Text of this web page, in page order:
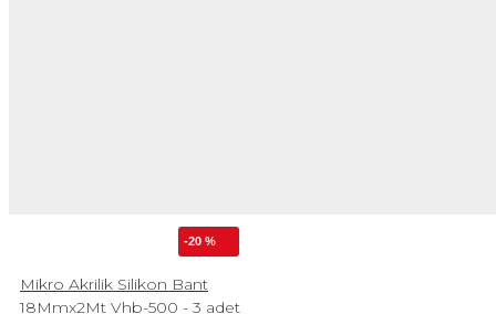
-20 %
Mikro Akrilik Silikon Bant
18Mmx2Mt Vhb-500 - 3 adet